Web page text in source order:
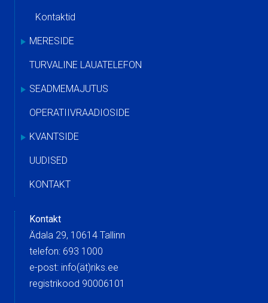
Kontaktid
MERESIDE
TURVALINE LAUATELEFON
SEADMEMAJUTUS
OPERATIIVRAADIOSIDE
KVANTSIDE
UUDISED
KONTAKT
Kontakt
Ädala 29, 10614 Tallinn
telefon: 693 1000
e-post: info(ät)riks.ee
registrikood 90006101